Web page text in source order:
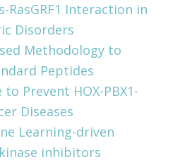
RasGRF1 Interaction in
Disorders
Methodology to
Peptides
Prevent HOX-PBX1-
Diseases
Learning-driven
inhibitors